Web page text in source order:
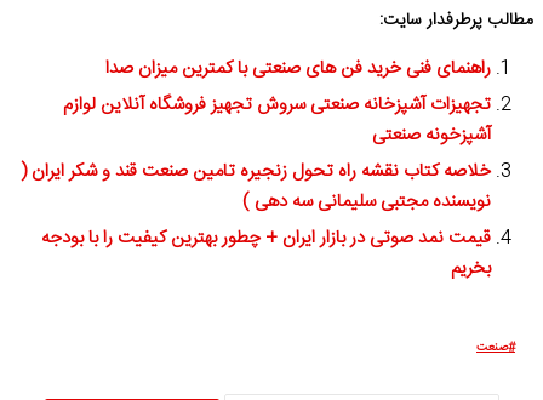
مطالب پرطرفدار سایت:
راهنمای فنی خرید فن های صنعتی با کمترین میزان صدا
تجهیزات آشپزخانه صنعتی سروش تجهیز فروشگاه آنلاین لوازم
آشپزخونه صنعتی
خلاصه کتاب نقشه راه تحول زنجیره تامین صنعت قند و شکر ایران (
نویسنده مجتبی سلیمانی سه دهی )
قیمت نمد صوتی در بازار ایران + چطور بهترین کیفیت را با بودجه
بخریم
صنعت